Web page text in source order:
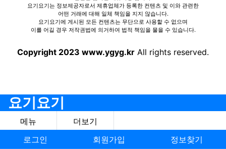
요기요기는 정보제공자로서 제휴업체가 등록한 컨텐츠 및 이와 관련한
어떤 거래에 대해 일체 책임을 지지 않습니다.
요기요기에 게시된 모든 컨텐츠는 무단으로 사용할 수 없으며
이를 어길 경우 저작권법에 의거하여 법적 책임을 물을 수 있습니다.
Copyright 2023 www.ygyg.kr All rights reserved.
요기요기
메뉴
더보기
로그인
회원가입 정보찾기